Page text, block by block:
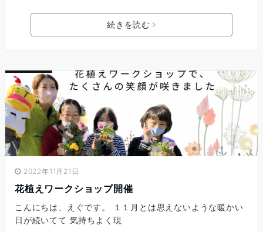
続きを読む
2022年11月21日
花植えワークショップ開催
こんにちは、えぐです。 １１月とは思えないような暖かい
日が続いてて 気持ちよく現